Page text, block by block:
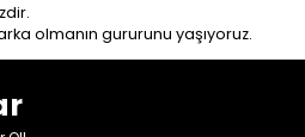
olmanın gururunu yaşıyoruz.